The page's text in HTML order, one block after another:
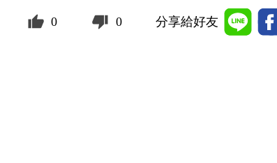
0 0 分享給好友